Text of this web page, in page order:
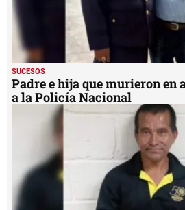
SUCESOS
Padre e hija que murieron
a la Policía Nacional